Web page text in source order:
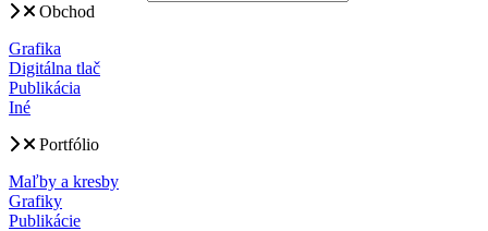
Obchod
Grafika
Digitálna tlač
Publikácia
Iné
Portfólio
Maľby a kresby
Grafiky
Publikácie